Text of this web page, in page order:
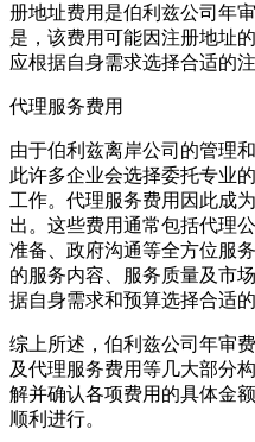
册地址费用是伯利兹公司年
是，该费用可能因注册地址
应根据自身需求选择合适的
代理服务费用
由于伯利兹离岸公司的管理
此许多企业会选择委托专业
工作。代理服务费用因此成
出。这些费用通常包括代理
准备、政府沟通等全方位服
的服务内容、服务质量及市
据自身需求和预算选择合适
综上所述，伯利兹公司年审
及代理服务费用等几大部分
解并确认各项费用的具体金
顺利进行。